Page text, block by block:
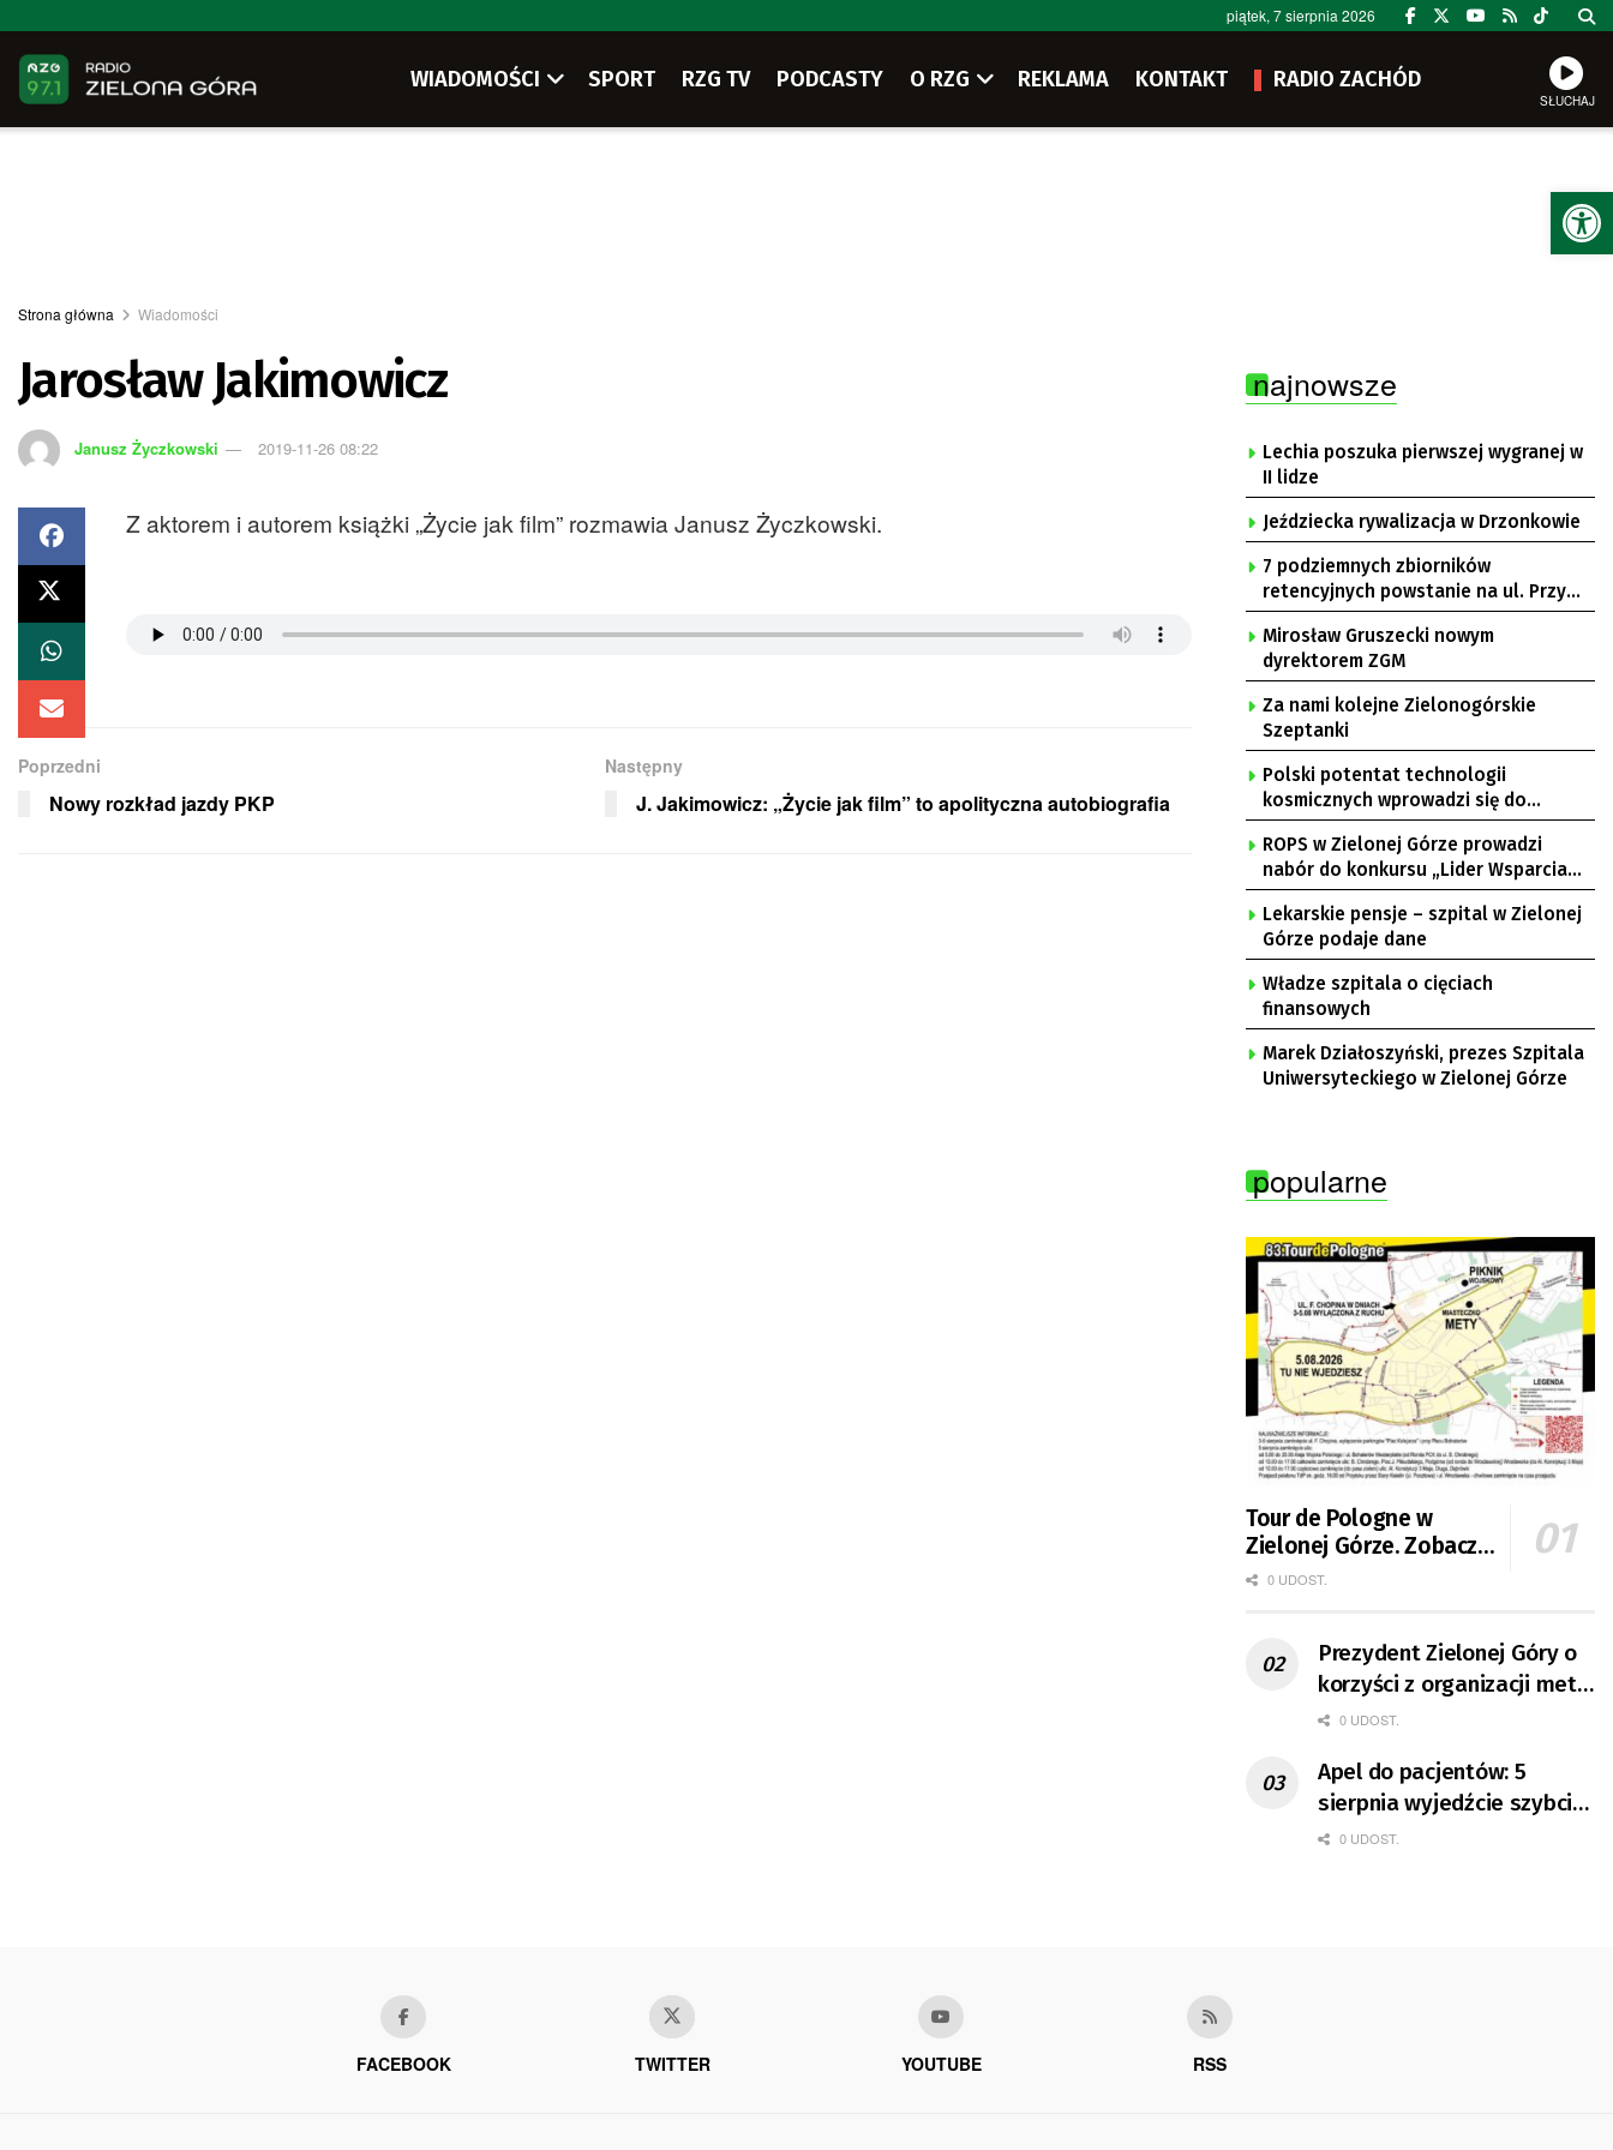
piątek, 7 sierpnia 2026
WIADOMOŚCI SPORT RZG TV PODCASTY O RZG REKLAMA KONTAKT RADIO ZACHÓD
SŁUCHAJ
Strona główna Wiadomości
Jarosław Jakimowicz
Janusz Życzkowski 2019-11-26 08:22
Z aktorem i autorem książki „Życie jak film” rozmawia Janusz Życzkowski.
Poprzedni
Nowy rozkład jazdy PKP
Następny
J. Jakimowicz: „Życie jak film” to apolityczna autobiografia
najnowsze
Lechia poszuka pierwszej wygranej w
II lidze
Jeździecka rywalizacja w Drzonkowie
7 podziemnych zbiorników
retencyjnych powstanie na ul. Przy
Gazowni
Mirosław Gruszecki nowym
dyrektorem ZGM
Za nami kolejne Zielonogórskie
Szeptanki
Polski potentat technologii
kosmicznych wprowadzi się do
Zielonej Góry
ROPS w Zielonej Górze prowadzi
nabór do konkursu „Lider Wsparcia
Seniora”
Lekarskie pensje – szpital w Zielonej
Górze podaje dane
Władze szpitala o cięciach
finansowych
Marek Działoszyński, prezes Szpitala
Uniwersyteckiego w Zielonej Górze
popularne
Tour de Pologne w
Zielonej Górze. Zobacz
zmiany w organizacji
0 UDOST.
Prezydent Zielonej Góry o
korzyści z organizacji mety
Tour de Pologne
0 UDOST.
Apel do pacjentów: 5
sierpnia wyjedźcie szybciej
z domów
0 UDOST.
FACEBOOK TWITTER YOUTUBE RSS